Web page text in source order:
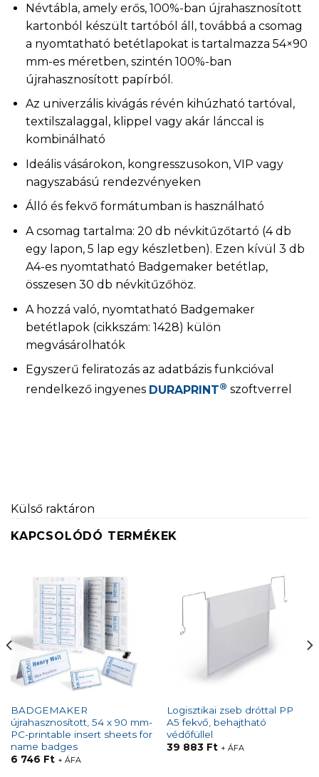
Névtábla, amely erős, 100%-ban újrahasznosított
kartonból készült tartóból áll, továbbá a csomag
a nyomtatható betétlapokat is tartalmazza 54×90
mm-es méretben, szintén 100%-ban
újrahasznosított papírból.
Az univerzális kivágás révén kihúzható tartóval,
textilszalaggal, klippel vagy akár lánccal is
kombinálható
Ideális vásárokon, kongresszusokon, VIP vagy
nagyszabású rendezvényeken
Álló és fekvő formátumban is használható
A csomag tartalma: 20 db névkitűzőtartó (4 db
egy lapon, 5 lap egy készletben). Ezen kívül 3 db
A4-es nyomtatható Badgemaker betétlap,
összesen 30 db névkitűzőhöz.
A hozzá való, nyomtatható Badgemaker
betétlapok (cikkszám: 1428) külön
megvásárolhatók
Egyszerű feliratozás az adatbázis funkcióval
rendelkező ingyenes DURAPRINT® szoftverrel
Külső raktáron
KAPCSOLÓDÓ TERMÉKEK
BADGEMAKER
újrahasznosított, 54 x 90 mm-
PC-printable insert sheets for
name badges
6 746 Ft + ÁFA
Logisztikai zseb dróttal PP
A5 fekvő, behajtható
védőfüllel
39 883 Ft + ÁFA